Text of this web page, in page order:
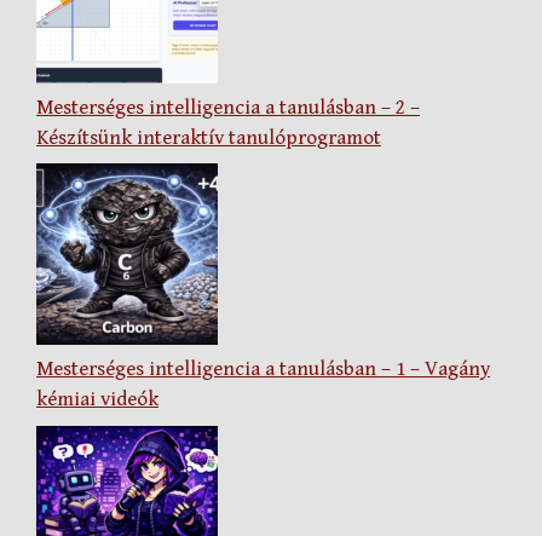
Mesterséges intelligencia a tanulásban – 2 –
Készítsünk interaktív tanulóprogramot
Mesterséges intelligencia a tanulásban – 1 – Vagány
kémiai videók